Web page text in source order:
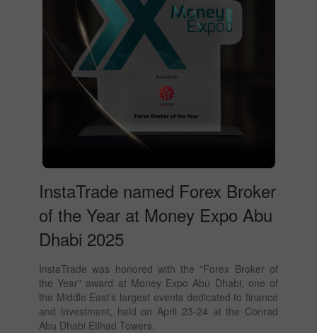
InstaTrade named Forex Broker
of the Year at Money Expo Abu
Dhabi 2025
InstaTrade was honored with the "Forex Broker of
the Year" award at Money Expo Abu Dhabi, one of
the Middle East’s largest events dedicated to finance
and investment, held on April 23-24 at the Conrad
Abu Dhabi Etihad Towers.